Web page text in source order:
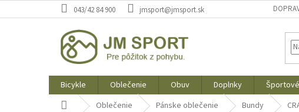
na
043/42 84 900 jmsport@jmsport.sk
Bicykle Oblečenie Obuv Doplnky
Domov Oblečenie Pánske oblečenie Bundy